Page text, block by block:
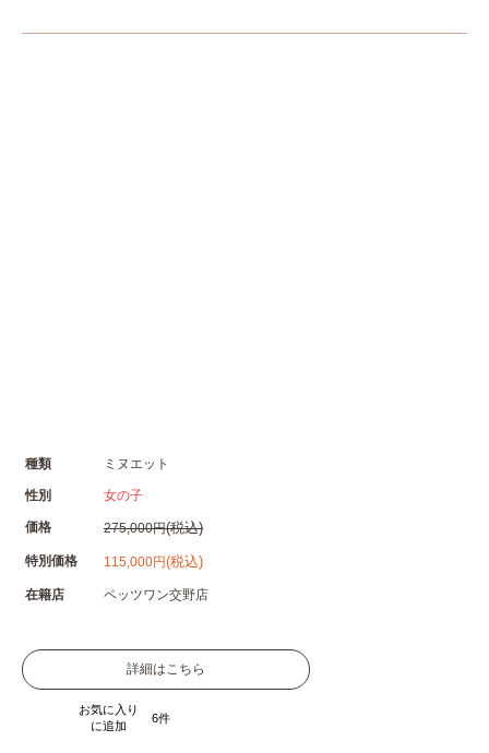
種類 ミヌエット
性別 女の子
価格 275,000円(税込)
特別価格 115,000円(税込)
在籍店 ペッツワン交野店
詳細はこちら
お気に入り
に追加
6